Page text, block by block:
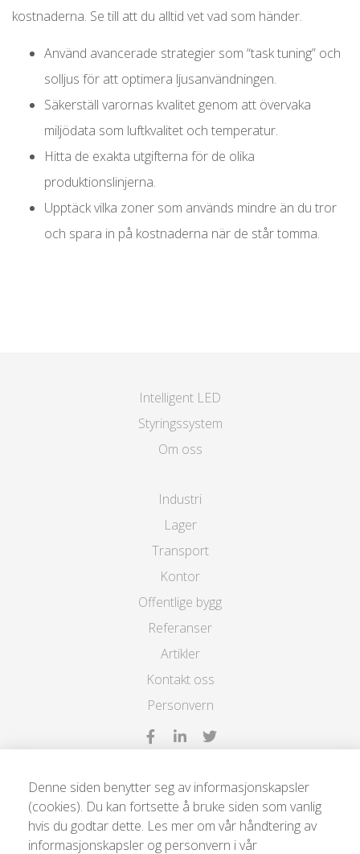
kostnaderna. Se till att du alltid vet vad som händer.
Använd avancerade strategier som “task tuning” och
solljus för att optimera ljusanvändningen.
Säkerställ varornas kvalitet genom att övervaka
miljödata som luftkvalitet och temperatur.
Hitta de exakta utgifterna för de olika
produktionslinjerna.
Upptäck vilka zoner som används mindre än du tror
och spara in på kostnaderna när de står tomma.
Intelligent LED
Styringssystem
Om oss
Industri
Lager
Transport
Kontor
Offentlige bygg
Referanser
Artikler
Kontakt oss
Personvern
Light Efficient AS | Møllergata 4, 0179 Oslo |
Denne siden benytter seg av informasjonskapsler
(cookies). Du kan fortsette å bruke siden som vanlig
hvis du godtar dette. Les mer om vår håndtering av
informasjonskapsler og personvern i vår